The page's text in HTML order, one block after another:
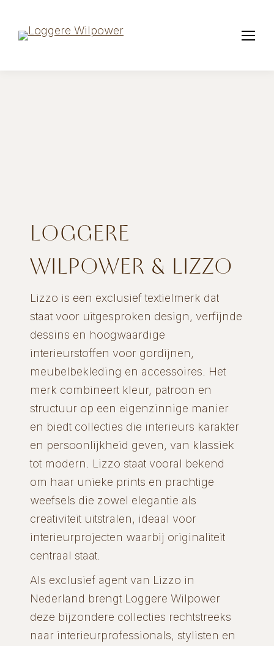
LOGGERE
WILPOWER & LIZZO
Lizzo is een exclusief textielmerk dat
staat voor uitgesproken design, verfijnde
dessins en hoogwaardige
interieurstoffen voor gordijnen,
meubelbekleding en accessoires. Het
merk combineert kleur, patroon en
structuur op een eigenzinnige manier
en biedt collecties die interieurs karakter
en persoonlijkheid geven, van klassiek
tot modern. Lizzo staat vooral bekend
om haar unieke prints en prachtige
weefsels die zowel elegantie als
creativiteit uitstralen, ideaal voor
interieurprojecten waarbij originaliteit
centraal staat.
Als exclusief agent van Lizzo in
Nederland brengt Loggere Wilpower
deze bijzondere collecties rechtstreeks
naar interieurprofessionals, stylisten en